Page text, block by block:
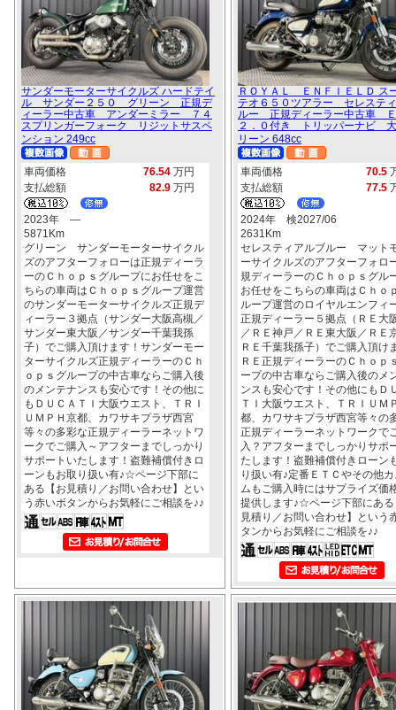
サンダーモーターサイクルズ ハードテイ
ル サンダー２５０ グリーン 正規デ
ィーラー中古車 アンダーミラー ７４
スプリンガーフォーク リジットサスペ
ンション 249cc
車両価格 76.54 万円
支払総額
82.9 万円
2023年 ―
5871Km
グリーン サンダーモーターサイクル
ズのアフターフォローは正規ディーラ
ーのＣｈｏｐｓグループにお任せをこ
ちらの車両はＣｈｏｐｓグループ運営
のサンダーモーターサイクルズ正規デ
ィーラー３拠点（サンダー大阪高槻／
サンダー東大阪／サンダー千葉我孫
子）でご購入頂けます！サンダーモー
ターサイクルズ正規ディーラーのＣｈ
ｏｐｓグループの中古車ならご購入後
のメンテナンスも安心です！その他に
もＤＵＣＡＴＩ大阪ウエスト、ＴＲＩ
ＵＭＰＨ京都、カワサキプラザ西宮
等々の多彩な正規ディーラーネットワ
ークでご購入～アフターまでしっかり
サポートいたします！盗難補償付きロ
ーンもお取り扱い有♪☆ページ下部に
ある【お見積り／お問い合わせ】とい
う赤いボタンからお気軽にご相談を♪♪
ＲＯＹＡＬ ＥＮＦＩＥＬＤ ス
テオ６５０ツアラー セレステ
ルー 正規ディーラー中古車
２．０付き トリッパーナビ
リーン 648cc
車両価格 70.5
支払総額
77.5
2024年 検2027/06
2631Km
セレスティアルブルー マット
ーサイクルズのアフターフォロ
規ディーラーのＣｈｏｐｓグル
お任せをこちらの車両はＣｈｏ
ループ運営のロイヤルエンフィ
正規ディーラー５拠点（ＲＥ大
／ＲＥ神戸／ＲＥ東大阪／ＲＥ
ＲＥ千葉我孫子）でご購入頂け
ＲＥ正規ディーラーのＣｈｏｐ
ープの中古車ならご購入後のメ
ンスも安心です！その他にもＤ
ＴＩ大阪ウエスト、ＴＲＩＵＭ
都、カワサキプラザ西宮等々の
正規ディーラーネットワークで
入？アフターまでしっかりサポ
たします！盗難補償付きローン
り扱い有♪定番ＥＴＣやその他
ムもご購入時にはサプライズ価
提供します♪☆ページ下部にある
見積り／お問い合わせ】という
タンからお気軽にご相談を♪♪